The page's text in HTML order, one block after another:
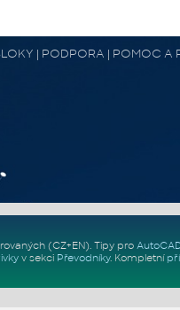
| PODPORA | POMOC A
(CZ+EN). Tipy pro
v sekci Převodníky. Kompletní